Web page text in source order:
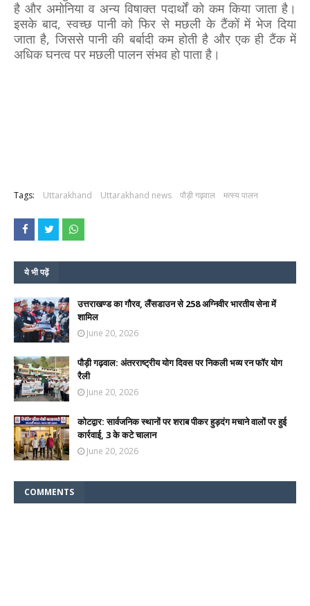
है और अमोनिया व अन्य विषाक्त पदार्थों को कम किया जाता है।
इसके बाद, स्वच्छ पानी को फिर से मछली के टैंकों में भेज दिया
जाता है, जिससे पानी की बर्बादी कम होती है और एक ही टैंक में
अधिक घनत्व पर मछली पालन संभव हो पाता है।
Tags: Uttarakhand Uttarakhand news पौड़ी गढ़वाल मत्स्य पालन
ये भी पढ़ें
उत्तराखण्ड का गौरव, लैंसडाउन से 258 अग्निवीर भारतीय सेना में
शामिल
June 20, 2026
पौड़ी गढ़वाल: अंतरराष्ट्रीय योग दिवस पर निकली भव्य रन फॉर योग
रैली
June 20, 2026
कोटद्वार: सार्वजनिक स्थानों पर शराब पीकर हुड़दंग मचाने वालों पर हुई
कार्रवाई, 3 के कटे चालान
June 20, 2026
COMMENTS